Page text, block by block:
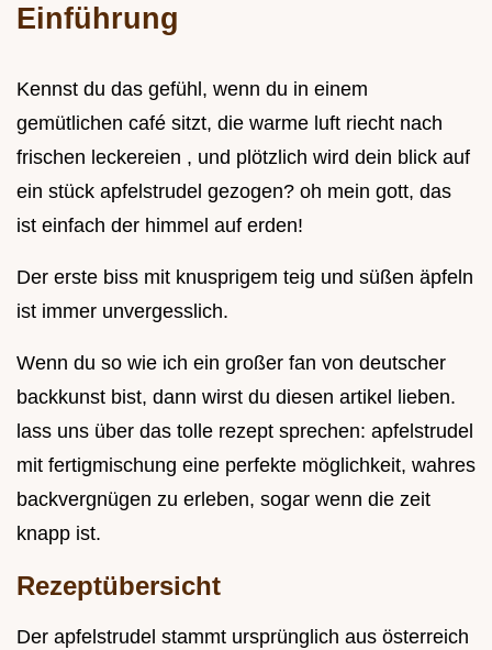
Einführung
Kennst du das gefühl, wenn du in einem
gemütlichen café sitzt, die warme luft riecht nach
frischen leckereien , und plötzlich wird dein blick auf
ein stück apfelstrudel gezogen? oh mein gott, das
ist einfach der himmel auf erden!
Der erste biss mit knusprigem teig und süßen äpfeln
ist immer unvergesslich.
Wenn du so wie ich ein großer fan von deutscher
backkunst bist, dann wirst du diesen artikel lieben.
lass uns über das tolle rezept sprechen: apfelstrudel
mit fertigmischung eine perfekte möglichkeit, wahres
backvergnügen zu erleben, sogar wenn die zeit
knapp ist.
Rezeptübersicht
Der apfelstrudel stammt ursprünglich aus österreich